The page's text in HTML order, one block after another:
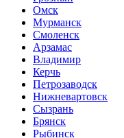
Омск
Мурманск
Смоленск
Арзамас
Владимир
Керчь
Петрозаводск
Нижневартовск
Сызрань
Брянск
Рыбинск